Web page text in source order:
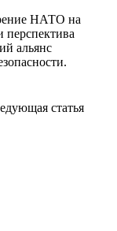
НАТО на
перспектива
альянс
статья